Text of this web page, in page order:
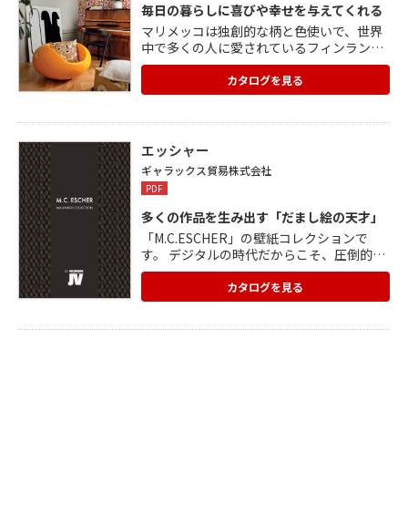
毎日の暮らしに喜びや幸せを与えてくれる
マリメッコは独創的な柄と色使いで、世界
中で多くの人に愛されているフィンランド
のブランド。 マリメッコのデザインの多く
は、その時代のトレンドを反映したもので
はなく、いつの時代のどの場所でも、デザ
紙として住空間に取り入れることで、さま
ざまなスタイルを演出することができま
す。 豊富なパターンやカラーのバリエーシ
ョンの中からから選べます。
カタログを見る
エッシャー
ギャラックス貿易株式会社
PDF
多くの作品を生み出す「だまし絵の天才」
「M.C.ESCHER」の壁紙コレクションで
す。 デジタルの時代だからこそ、圧倒的な
想像力と それを表現する職人的で緻密な技
術から生み出される 「ありえない世界」
を、是非インテリアとしてお楽しみくださ
カタログを見る